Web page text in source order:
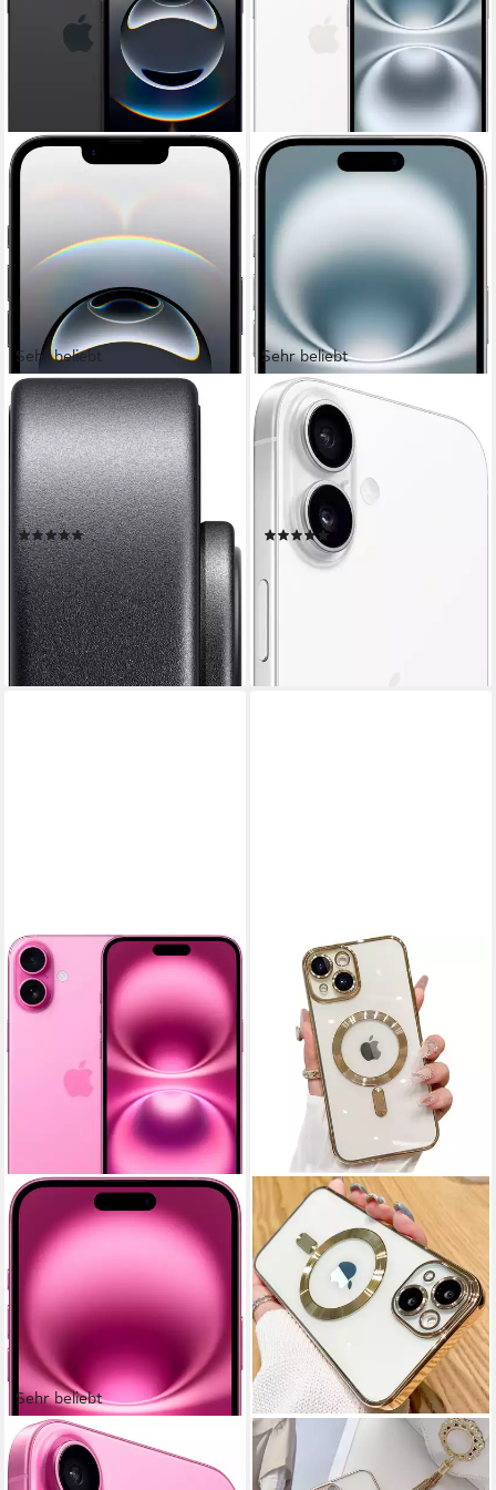
Sehr beliebt
APPLE
iPhone 16e Smartphone
15,4 cm/6,1 Zoll Bildschirmdiagonale
128 GB Speicherkapazität
48 MP Kamera
Produktdatenblatt
(277)
ab 588,71 €
17,09 €mtl. in 48 Raten
lieferbar - in 1-2 Werktagen bei dir
Sehr beliebt
APPLE
iPhone 16 Smartphone
15,54 cm/6,12 Zoll
128 GB Speicherkapazität
48 MP Kamera
Produktdatenblatt
(418)
851,42 € UVP
24,72 €
Sehr beliebt
APPLE
iPhone 16 Plus Smartphone
WÖRLEONLINE
Handyhülle für Apple iPhone